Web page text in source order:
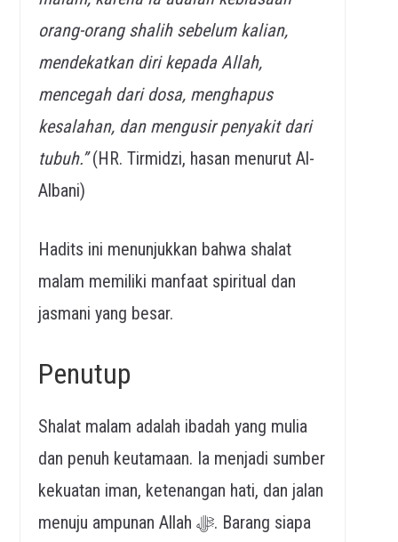
orang-orang shalih sebelum kalian,
mendekatkan diri kepada Allah,
mencegah dari dosa, menghapus
kesalahan, dan mengusir penyakit dari
tubuh.”(HR. Tirmidzi, hasan menurut Al-
Albani)
Hadits ini menunjukkan bahwa shalat
malam memiliki manfaat spiritual dan
jasmani yang besar.
Penutup
Shalat malam adalah ibadah yang mulia
dan penuh keutamaan. Ia menjadi sumber
kekuatan iman, ketenangan hati, dan jalan
menuju ampunan Allah ﷻ. Barang siapa